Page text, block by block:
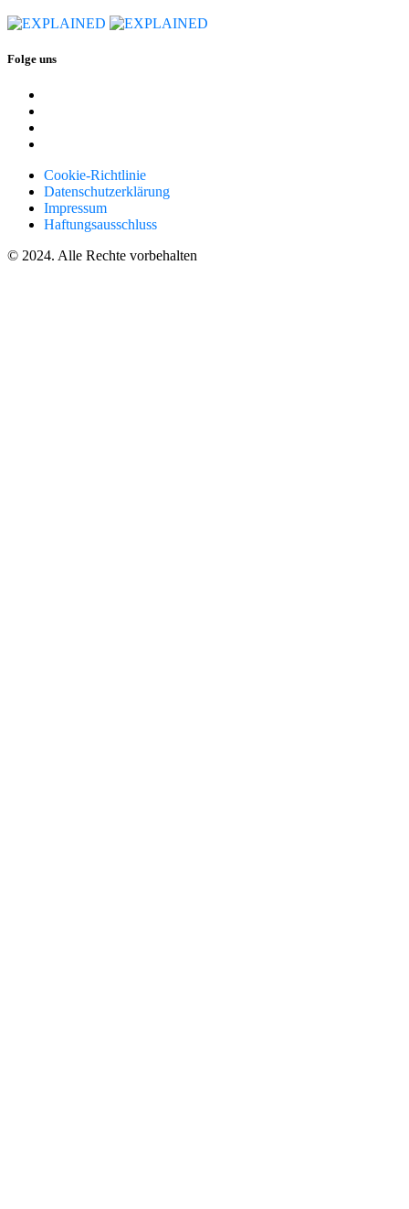
Folge uns
Cookie-Richtlinie
Datenschutzerklärung
Impressum
Haftungsausschluss
© 2024. Alle Rechte vorbehalten